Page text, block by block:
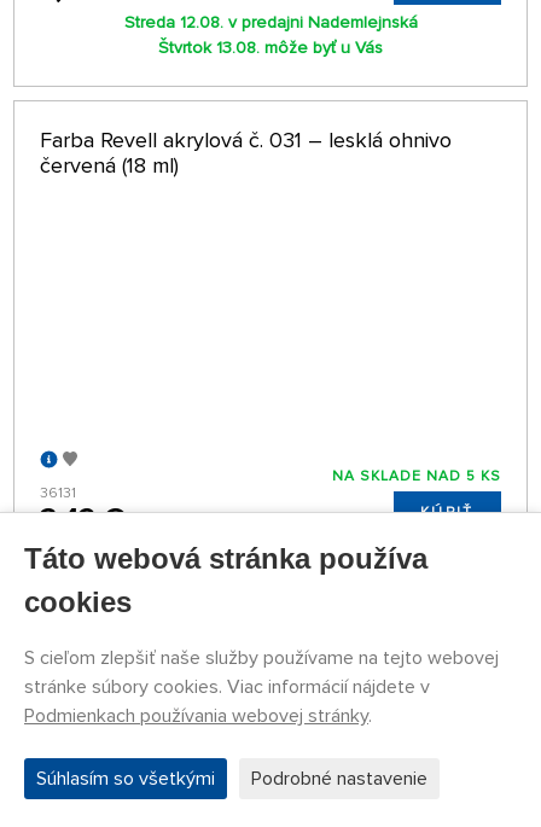
Streda 12.08. v predajni Nademlejnská
Štvrtok 13.08. môže byť u Vás
Farba Revell akrylová č. 031 – lesklá ohnivo
červená (18 ml)
36131
3,42 €
NA SKLADE NAD 5 KS
KÚPIŤ
Streda 12.08. môže byť u Vás
1 2 3
Táto webová stránka používa
cookies
S cieľom zlepšiť naše služby používame na tejto webovej
stránke súbory cookies. Viac informácií nájdete v
Podmienkach používania webovej stránky.
Súhlasím so všetkými Podrobné nastavenie